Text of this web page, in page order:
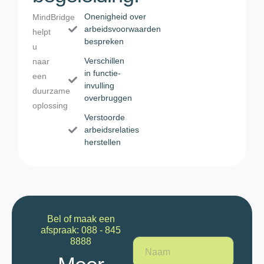
MindBridge
helpt
u
naar
een
duurzame
oplossing
Onenigheid over
arbeidsvoorwaarden
bespreken
Verschillen
in functie-
invulling
overbruggen
Verstoorde
arbeidsrelaties
herstellen
Bel of maak een
afspraak: 088 - 845
8888
N